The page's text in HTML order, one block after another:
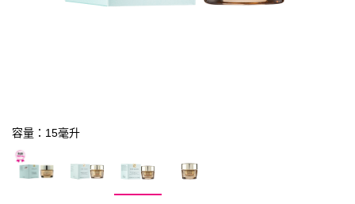
容量：15毫升